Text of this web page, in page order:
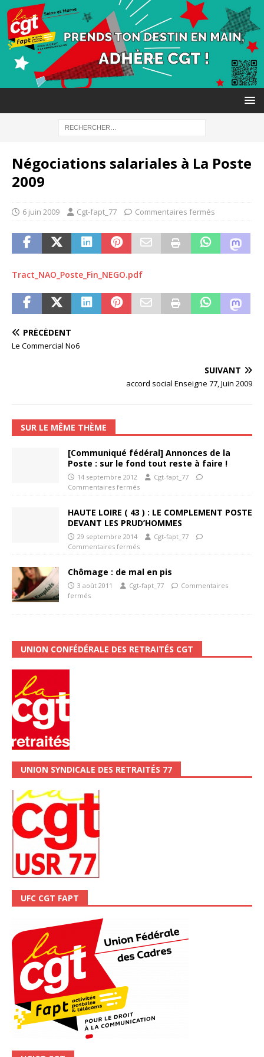
Négociations salariales à La Poste
2009
6 juin 2009 Cgt-fapt_77 Commentaires fermés
Tract_NAO_Poste_Fin_NEGO.pdf
PRÉCÉDENT
Le Commercial No6
SUIVANT
accord social Enseigne 77, Juin 2009
SUR LE MÊME THÈME
[Communiqué fédéral] Annonces de la
Poste : sur le fond tout reste à faire !
14 septembre 2012
Cgt-fapt_77
Commentaires fermés
HAUTE LOIRE ( 43 ) : LE COMPLEMENT POSTE
DEVANT LES PRUD’HOMMES
29 septembre 2014
Cgt-fapt_77
Commentaires fermés
Chômage : de mal en pis
3 août 2011 Cgt-fapt_77
Commentaires
fermés
UNION CONFÉDÉRALE DES RETRAITÉS CGT
UNION SYNDICALE DES RETRAITÉS 77
UFC CGT FAPT